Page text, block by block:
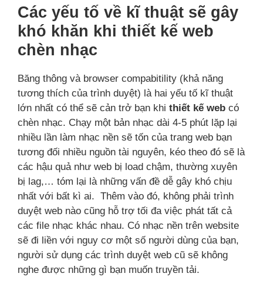
Các yếu tố về kĩ thuật sẽ gây
khó khăn khi thiết kế web
chèn nhạc
Băng thông và browser compabitility (khả năng
tương thích của trình duyệt) là hai yếu tố kĩ thuật
lớn nhất có thể sẽ cản trở bạn khi thiết kế web có
chèn nhạc. Chạy một bản nhạc dài 4-5 phút lặp lại
nhiều lần làm nhạc nền sẽ tốn của trang web bạn
tương đối nhiều nguồn tài nguyên, kéo theo đó sẽ là
các hậu quả như web bị load chậm, thường xuyên
bị lag,… tóm lại là những vấn đề dễ gây khó chịu
nhất với bất kì ai. Thêm vào đó, không phải trình
duyệt web nào cũng hỗ trợ tối đa việc phát tất cả
các file nhạc khác nhau. Có nhạc nền trên website
sẽ đi liền với nguy cơ một số người dùng của bạn,
người sử dụng các trình duyệt web cũ sẽ không
nghe được những gì bạn muốn truyền tải.